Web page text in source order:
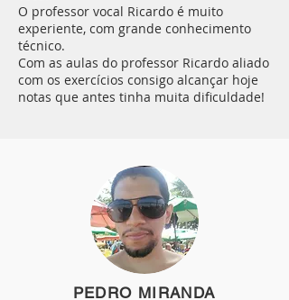
O professor vocal Ricardo é muito
experiente, com grande conhecimento
técnico.
Com as aulas do professor Ricardo aliado
com os exercícios consigo alcançar hoje
notas que antes tinha muita dificuldade!
PEDRO MIRANDA